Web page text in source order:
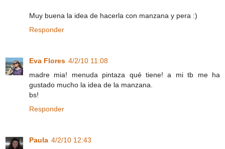
Muy buena la idea de hacerla con manzana y pera :)
Responder
Eva Flores 4/2/10 11:08
madre mia! menuda pintaza qué tiene! a mi tb me ha
gustado mucho la idea de la manzana.
bs!
Responder
Paula 4/2/10 12:43